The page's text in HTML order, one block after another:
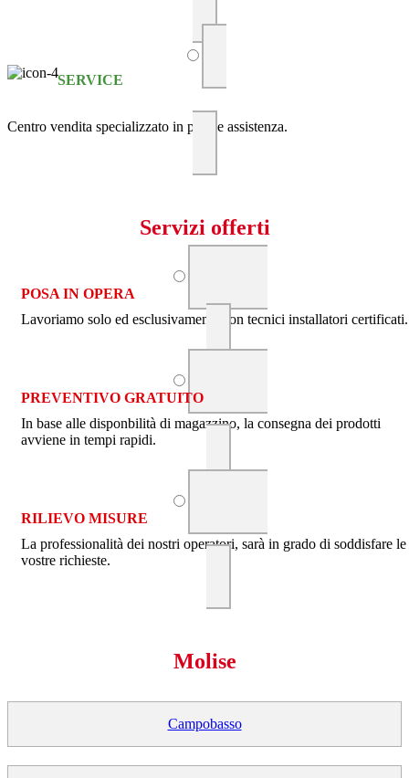
SERVICE
Centro vendita specializzato in posa e assistenza.
Servizi offerti
POSA IN OPERA
Lavoriamo solo ed esclusivamente con tecnici installatori certificati.
PREVENTIVO GRATUITO
In base alle disponbilità di magazzino, la consegna dei prodotti
avviene in tempi rapidi.
RILIEVO MISURE
La professionalità dei nostri operatori, sarà in grado di soddisfare le
vostre richieste.
Molise
Campobasso